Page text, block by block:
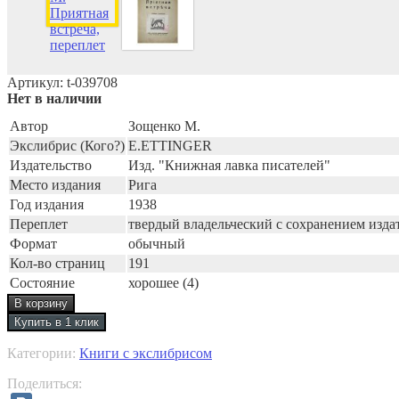
Артикул: t-039708
Нет в наличии
Автор
Зощенко М.
Экслибрис (Кого?) E.ETTINGER
Издательство
Изд. "Книжная лавка писателей"
Место издания
Рига
Год издания
1938
Переплет
твердый владельческий с сохранением
Формат
обычный
Кол-во страниц
191
Состояние
хорошее (4)
Категории: Книги с экслибрисом
Поделиться: